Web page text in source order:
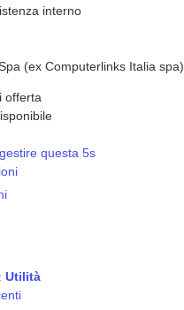
interno
(ex Computerlinks Italia spa)
offerta
questa 5s
Utilità